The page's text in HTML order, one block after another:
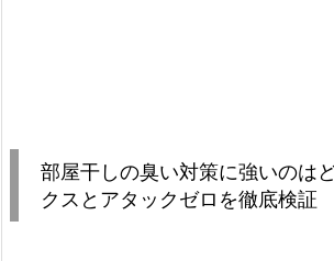
部屋干しの臭い対策に強いのは
クスとアタックゼロを徹底検証